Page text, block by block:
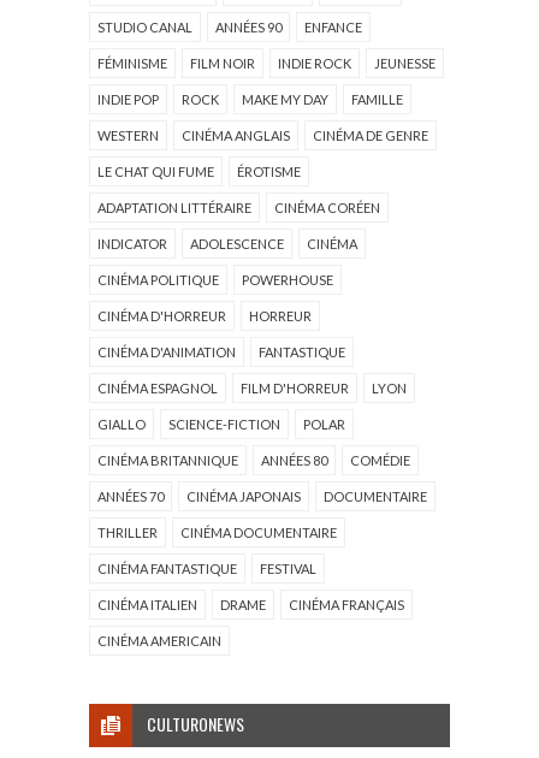
STUDIO CANAL ANNÉES 90 ENFANCE
FÉMINISME FILM NOIR INDIE ROCK JEUNESSE
INDIE POP ROCK MAKE MY DAY FAMILLE
WESTERN CINÉMA ANGLAIS CINÉMA DE GENRE
LE CHAT QUI FUME ÉROTISME
ADAPTATION LITTÉRAIRE CINÉMA CORÉEN
INDICATOR ADOLESCENCE CINÉMA
CINÉMA POLITIQUE POWERHOUSE
CINÉMA D'HORREUR HORREUR
CINÉMA D'ANIMATION FANTASTIQUE
CINÉMA ESPAGNOL FILM D'HORREUR LYON
GIALLO SCIENCE-FICTION POLAR
CINÉMA BRITANNIQUE ANNÉES 80 COMÉDIE
ANNÉES 70 CINÉMA JAPONAIS DOCUMENTAIRE
THRILLER CINÉMA DOCUMENTAIRE
CINÉMA FANTASTIQUE FESTIVAL
CINÉMA ITALIEN DRAME CINÉMA FRANÇAIS
CINÉMA AMERICAIN
CULTURONEWS